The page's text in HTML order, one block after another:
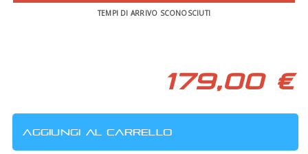
TEMPI DI ARRIVO SCONOSCIUTI
179,00 €